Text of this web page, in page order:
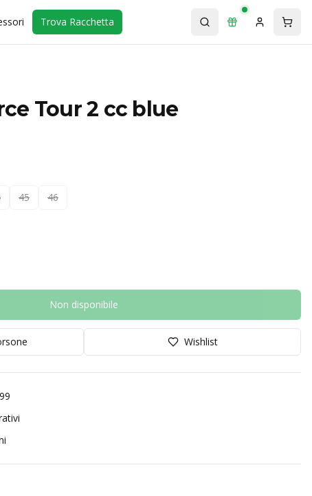
Trova Racchetta
Tour 2 cc blue
45 46
Non disponibile
Wishlist